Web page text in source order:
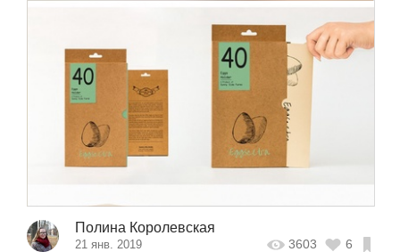
Полина Королевская
21 янв. 2019 3603 6